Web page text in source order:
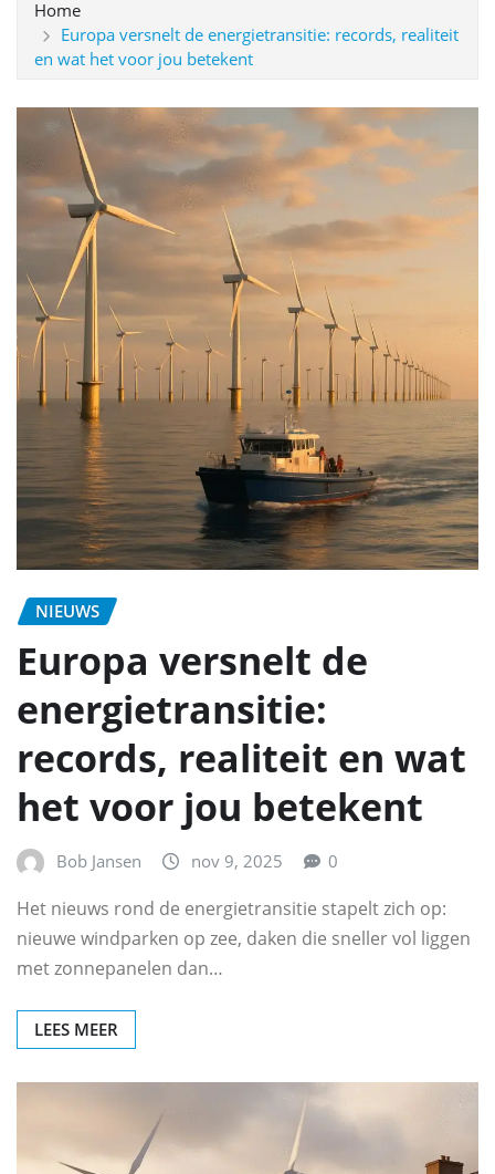
Home
Europa versnelt de energietransitie: records, realiteit
en wat het voor jou betekent
NIEUWS
Europa versnelt de
energietransitie:
records, realiteit en wat
het voor jou betekent
Bob Jansen nov 9, 2025 0
Het nieuws rond de energietransitie stapelt zich op:
nieuwe windparken op zee, daken die sneller vol liggen
met zonnepanelen dan…
LEES MEER